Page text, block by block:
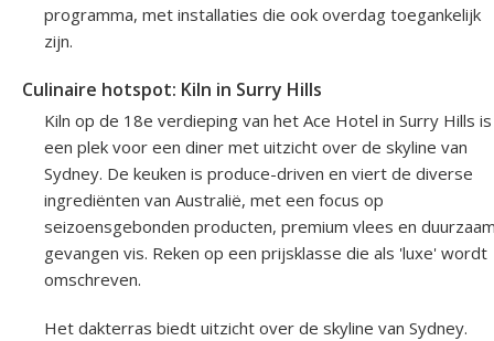
programma, met installaties die ook overdag toegankelijk
zijn.
Culinaire hotspot: Kiln in Surry Hills
Kiln op de 18e verdieping van het Ace Hotel in Surry Hills is
een plek voor een diner met uitzicht over de skyline van
Sydney. De keuken is produce-driven en viert de diverse
ingrediënten van Australië, met een focus op
seizoensgebonden producten, premium vlees en
gevangen vis. Reken op een prijsklasse die als 'luxe' wordt
omschreven.
Het dakterras biedt uitzicht over de skyline van Sydney.